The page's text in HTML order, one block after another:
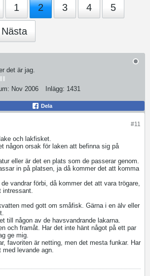
1 2 3 4 5
Nästa
det är jag.
Nov 2006 Inlägg: 1431
Dela
#11
och lakfisket.
någon orsak för laken att befinna sig på
eller är det en plats som de passerar genom.
in på platsen, ja då kommer det att komma
vandrar förbi, då kommer det att vara trögare,
intressant.
med gott om småfisk. Gärna i en älv eller
till någon av de havsvandrande lakarna.
och framåt. Har det inte hänt något på ett par
ge mig.
favoriten är netting, men det mesta funkar. Har
med levande agn.